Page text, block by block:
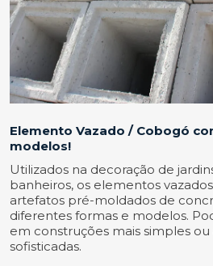
Elemento Vazado / Cobogó
modelos!
Utilizados na decoração de
banheiros, os elementos
artefatos pré-moldados de
diferentes formas e modelos.
em construções mais simples ou
sofisticadas.